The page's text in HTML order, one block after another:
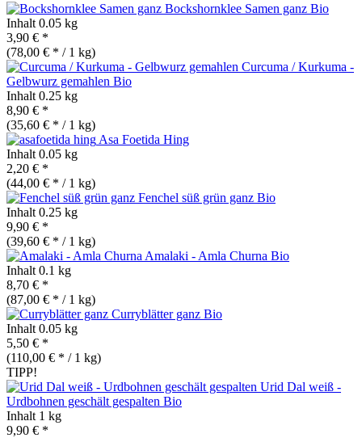
Bockshornklee Samen ganz Bio
Inhalt 0.05 kg
3,90 € *
(78,00 € * / 1 kg)
Curcuma / Kurkuma -
Gelbwurz gemahlen Bio
Inhalt 0.25 kg
8,90 € *
(35,60 € * / 1 kg)
Asa Foetida Hing
Inhalt 0.05 kg
2,20 € *
(44,00 € * / 1 kg)
Fenchel süß grün ganz Bio
Inhalt 0.25 kg
9,90 € *
(39,60 € * / 1 kg)
Amalaki - Amla Churna Bio
Inhalt 0.1 kg
8,70 € *
(87,00 € * / 1 kg)
Curryblätter ganz Bio
Inhalt 0.05 kg
5,50 € *
(110,00 € * / 1 kg)
TIPP!
Urid Dal weiß -
Urdbohnen geschält gespalten Bio
Inhalt 1 kg
9,90 € *